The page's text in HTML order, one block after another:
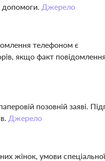
допомоги. Джерело
телефоном є
якщо факт повідомлення
позовній заяві.
Джерело
жінок, умови спеціальної